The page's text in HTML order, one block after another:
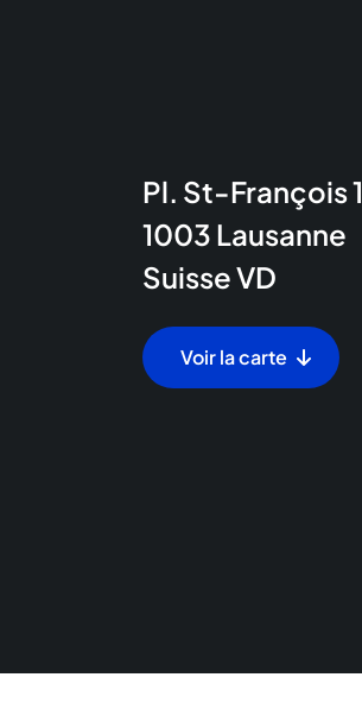
Pl. St-François 1
1003 Lausanne
SuisseVD
Voir la carte